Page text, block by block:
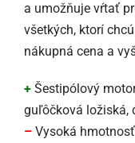
a umožňuje vŕtať
všetkých, ktorí
nákupná cena a
+ Šestipólový
guľôčková ložiská,
– Vysoká